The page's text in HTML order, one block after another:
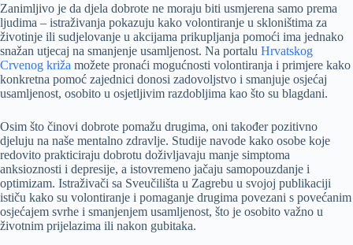
Zanimljivo je da djela dobrote ne moraju biti usmjerena samo prema
ljudima – istraživanja pokazuju kako volontiranje u skloništima za
životinje ili sudjelovanje u akcijama prikupljanja pomoći ima jednako
snažan utjecaj na smanjenje usamljenost. Na portalu Hrvatskog
Crvenog križa možete pronaći mogućnosti volontiranja i primjere kako
konkretna pomoć zajednici donosi zadovoljstvo i smanjuje osjećaj
usamljenost, osobito u osjetljivim razdobljima kao što su blagdani.
Osim što činovi dobrote pomažu drugima, oni također pozitivno
djeluju na naše mentalno zdravlje. Studije navode kako osobe koje
redovito prakticiraju dobrotu doživljavaju manje simptoma
anksioznosti i depresije, a istovremeno jačaju samopouzdanje i
optimizam. Istraživači sa Sveučilišta u Zagrebu u svojoj publikaciji
ističu kako su volontiranje i pomaganje drugima povezani s povećanim
osjećajem svrhe i smanjenjem usamljenost, što je osobito važno u
životnim prijelazima ili nakon gubitaka.